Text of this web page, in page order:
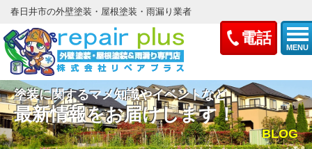
電話
MENU
春日井市の外壁塗装・屋根塗装・雨漏り業者
塗装に関するマメ知識やイベントなど
最新情報をお届けします！
BLOG